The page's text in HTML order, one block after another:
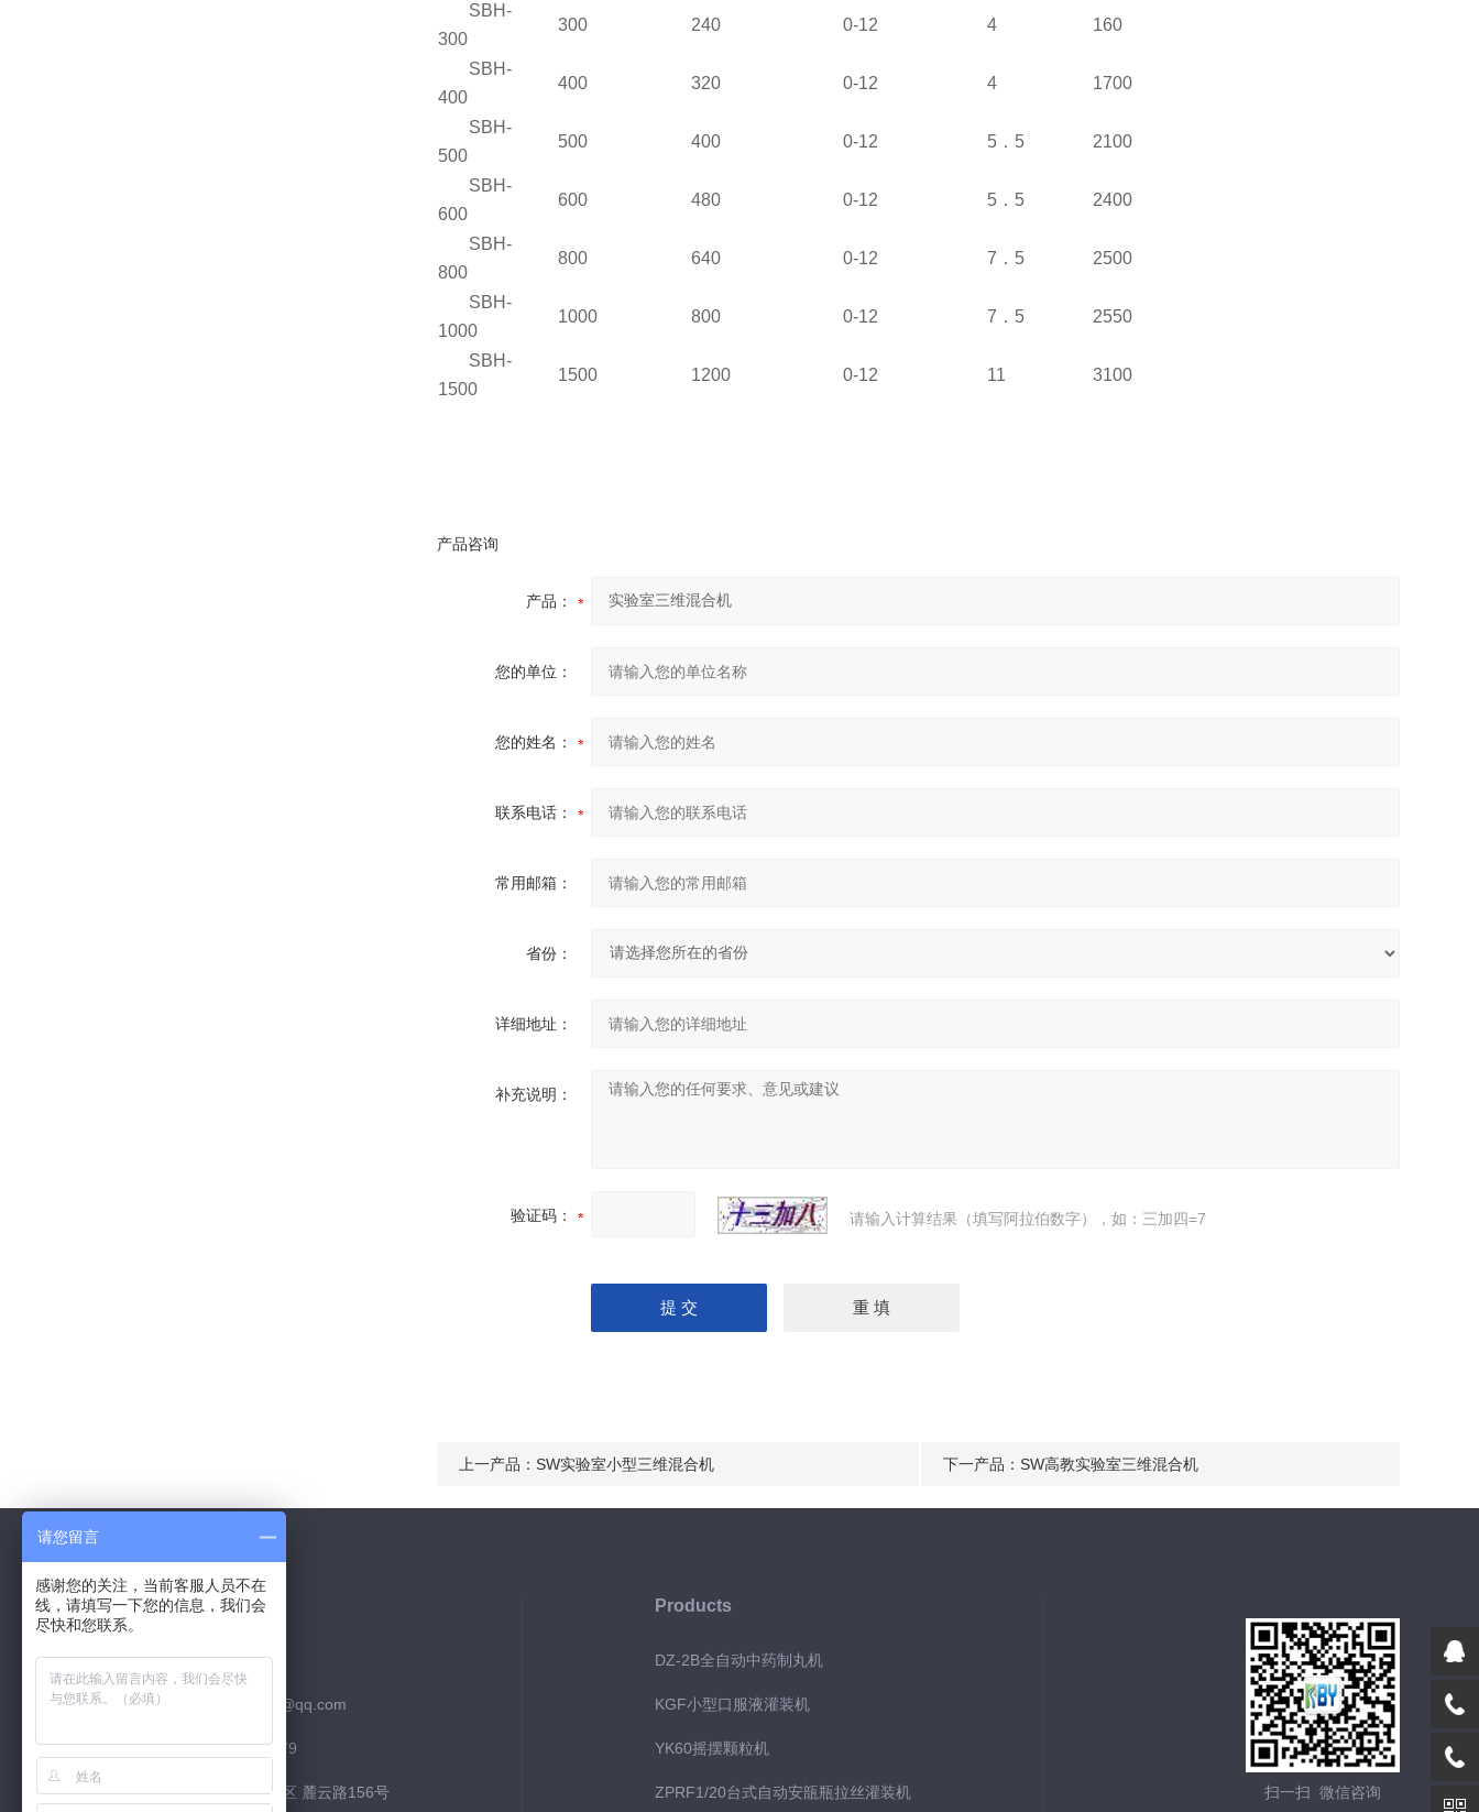
SBH-
300
300 240 0-12 4 160
SBH-
400
400 320 0-12 4 1700
SBH-
500
500 400 0-12 5．5 2100
SBH-
600
600 480 0-12 5．5 2400
SBH-
800
800 640 0-12 7．5 2500
SBH-
1000
1000 800 0-12 7．5 2550
SBH-
1500
1500 1200 0-12 11 3100
产品咨询
产品：
您的单位：
您的姓名：
联系电话：
常用邮箱：
省份：
详细地址：
补充说明：
验证码： 请输入计算结果（填写阿拉伯数字），如：三加四=7
上一产品： SW实验室小型三维混合机 下一产品： SW高教实验室三维混合机
Contact Us
联系QQ：526252952
联系邮箱：526252952@qq.com
联系电话：15974226879
联系地址：长沙市 高新区 麓云路156号
Products
DZ-2B全自动中药制丸机
KGF小型口服液灌装机
YK60摇摆颗粒机
ZPRF1/20台式自动安瓿瓶拉丝灌装机 扫一扫 微信咨询
请您留言
感谢您的关注，当前客服人员不在
线，请填写一下您的信息，我们会
尽快和您联系。